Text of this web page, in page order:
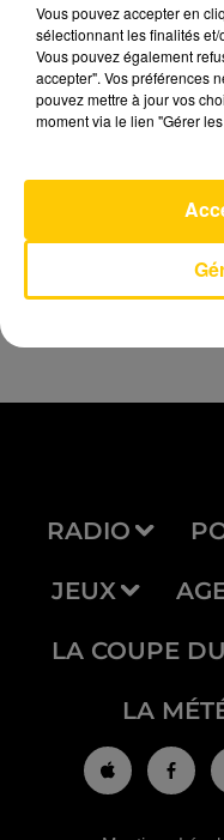
RADIO
JEUX
LA COUPE
LA
Vous pouvez accepter en
sélectionnant les finalités
Vous pouvez également
accepter". Vos préférences
pouvez mettre à jour vos
moment via le lien "Gérer